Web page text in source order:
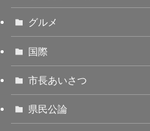
グルメ
国際
市長あいさつ
県民公論